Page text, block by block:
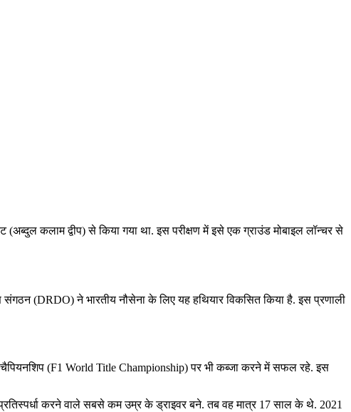
कलाम द्वीप) से किया गया था. इस परीक्षण में इसे एक ग्राउंड मोबाइल लॉन्चर से
संगठन (DRDO) ने भारतीय नौसेना के लिए यह हथियार विकसित किया है. इस प्रणाली
चैपियनशिप (F1 World Title Championship) पर भी कब्जा करने में सफल रहे. इस
करने वाले सबसे कम उम्र के ड्राइवर बने. तब वह मात्र 17 साल के थे. 2021